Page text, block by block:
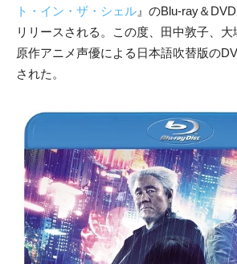
ト・イン・ザ・シェル 』のBlu-ray＆
リリースされる。この度、田中敦子、 大
原作アニメ声優による日本語吹替版の
された。